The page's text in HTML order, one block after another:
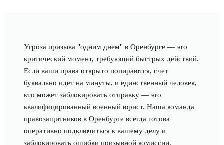
Угроза призыва "одним днем" в Оренбурге — это
критический момент, требующий быстрых действий.
Если ваши права открыто попираются, счет
буквально идет на минуты, и единственный человек,
кто может заблокировать отправку — это
квалифицированный военный юрист. Наша команда
правозащитников в Оренбурге всегда готова
оперативно подключиться к вашему делу и
заблокировать ошибки призывной комиссии.